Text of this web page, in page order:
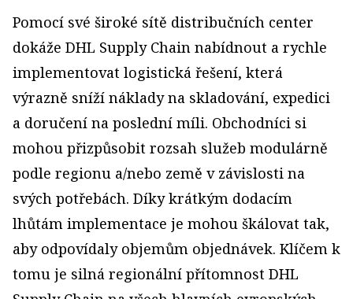
Pomocí své široké sítě distribučních center
dokáže DHL Supply Chain nabídnout a rychle
implementovat logistická řešení, která
výrazně sníží náklady na skladování, expedici
a doručení na poslední míli. Obchodníci si
mohou přizpůsobit rozsah služeb modulárně
podle regionu a/nebo země v závislosti na
svých potřebách. Díky krátkým dodacím
lhůtám implementace je mohou škálovat tak,
aby odpovídaly objemům objednávek. Klíčem k
tomu je silná regionální přítomnost DHL